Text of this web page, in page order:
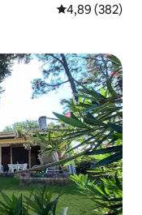
Évaluation
4,89 (382)